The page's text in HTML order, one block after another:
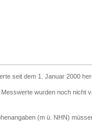
seit dem 1. Januar 2000
Messwerte wurden noch nicht
(m ü. NHN)